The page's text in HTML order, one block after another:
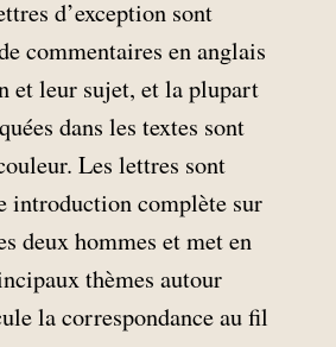
d’exception sont
commentaires en anglais
et leur sujet, et la plupart
dans les textes sont
Les lettres sont
introduction complète sur
deux hommes et met en
thèmes autour
la correspondance au fil